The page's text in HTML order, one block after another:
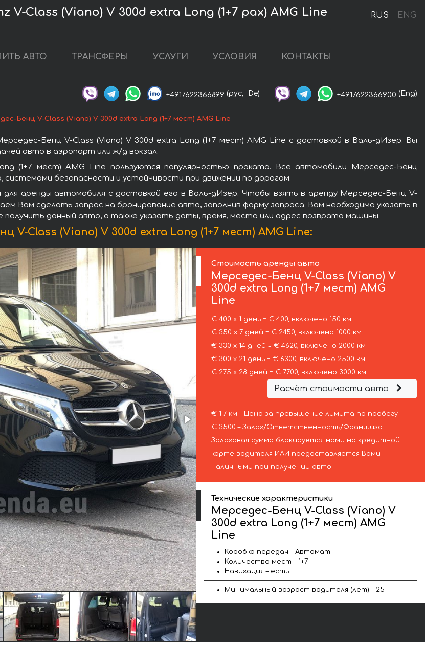
RUS ENG
Class (Viano) V 300d extra Long (1+7 pax) AMG Line
АВТО ТРАНСФЕРЫ УСЛУГИ УСЛОВИЯ КОНТАКТЫ
+4917622366899 (рус, De) +4917622366900 (Eng)
Бенц V-Class (Viano) V 300d extra Long (1+7 мест) AMG Line
Бенц V-Class (Viano) V 300d extra Long (1+7 мест) AMG Line с доставкой в Валь-дИзер. Вы
авто в аэропорт или ж/д вокзал.
(1+7 мест) AMG Line пользуются популярностью проката. Все автомобили Мерседес-Бенц
безопасности и устойчивости при движении по дорогам.
аренды автомобиля с доставкой его в Валь-дИзер. Чтобы взять в аренду Мерседес-Бенц V-
Вам сделать запрос на бронирование авто, заполнив форму запроса. Вам необходимо указать в
данный авто, а также указать даты, время, место или адрес возврата машины.
V-Class (Viano) V 300d extra Long (1+7 мест) AMG Line:
Стоимость аренды авто
Мерседес-БенцV-Class (Viano) V
300d extra Long (1+7 мест) AMG
Line
€ 400 х 1 день = € 400, включено 150 км
€ 350 х 7 дней = € 2450, включено 1000 км
€ 330 х 14 дней = € 4620, включено 2000 км
€ 300 х 21 день = € 6300, включено 2500 км
€ 275 х 28 дней = € 7700, включено 3000 км
Расчёт стоимости авто
€ 1 / км – Цена за превышение лимита по пробегу
€ 3500 – Залог/Ответственность/Франшиза.
Залоговая сумма блокируется нами на кредитной
карте водителя ИЛИ предоставляется Вами
наличными при получении авто.
Технические характеристики
Мерседес-Бенц V-Class (Viano) V
300d extra Long (1+7 мест) AMG
Line
Коробка передач – Автомат
Количество мест – 1+7
Навигация – есть
Минимальный возраст водителя (лет) – 25